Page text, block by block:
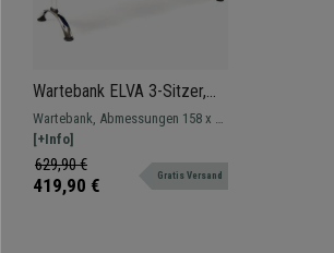
Wartebank ELVA 3-Sitzer,
Metallgestell, Kunststoff,
Farbe Blau
Wartebank, Abmessungen 158 x 50
cm, Metallgestell und
widerstandsfähige
Kunststoffsitze. Robust und
[+Info]
629,90 €
419,90 € Gratis Versand